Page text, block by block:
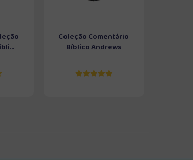
Coleção Comentário
Bíblico Andrews